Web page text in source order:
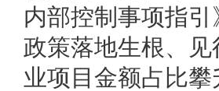
内部控制事项指
政策落地生根、
业项目金额占比攀